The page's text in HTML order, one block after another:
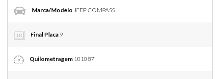
Marca/Modelo JEEP COMPASS
Final Placa 9
Quilometragem 101087